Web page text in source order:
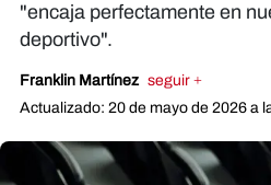
"encaja perfectamente en
deportivo".
Franklin Martínez seguir +
Actualizado: 20 de mayo de 2026 a